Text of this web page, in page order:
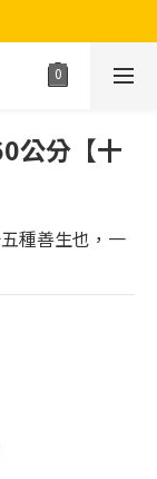
公分【十
種善生也，一